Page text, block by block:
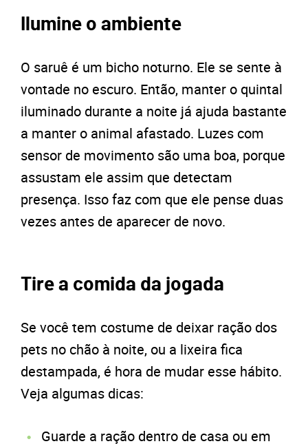
Ilumine o ambiente
O saruê é um bicho noturno. Ele se sente à
vontade no escuro. Então, manter o quintal
iluminado durante a noite já ajuda bastante
a manter o animal afastado. Luzes com
sensor de movimento são uma boa, porque
assustam ele assim que detectam
presença. Isso faz com que ele pense duas
vezes antes de aparecer de novo.
Tire a comida da jogada
Se você tem costume de deixar ração dos
pets no chão à noite, ou a lixeira fica
destampada, é hora de mudar esse hábito.
Veja algumas dicas:
Guarde a ração dentro de casa ou em